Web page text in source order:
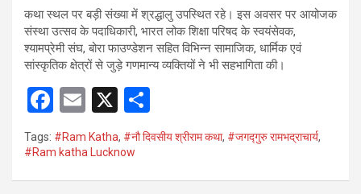
कथा स्थल पर बड़ी संख्या में श्रद्धालु उपस्थित रहे। इस अवसर पर आयोजक
संस्था उत्सव के पदाधिकारी, भारत लोक शिक्षा परिषद के स्वयंसेवक,
श्यामप्रेमी संघ, बोरा फाउण्डेशन सहित विभिन्न सामाजिक, धार्मिक एवं
सांस्कृतिक क्षेत्रों से जुड़े गणमान्य व्यक्तियों ने भी सहभागिता की।
F
a
ce
b
E
m
ail
X
h
ar
e
Tags: #Ram Katha, #नौ दिवसीय श्रीराम कथा, #जगद्गुरु रामभद्राचार्य,
#Ram katha Lucknow